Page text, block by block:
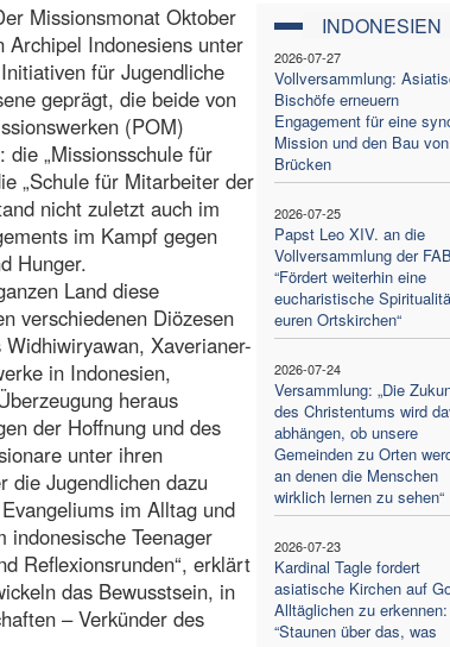
INDONESIEN
2026-07-27
Vollversammlung:
Bischöfe erneuern
Engagement für eine
Mission und den Bau von
Brücken
2026-07-25
Papst Leo XIV. an die
Vollversammlung der
“Fördert weiterhin eine
eucharistische
euren Ortskirchen“
2026-07-24
Versammlung: „Die
des Christentums wird
abhängen, ob unsere
Gemeinden zu Orten
an denen die Menschen
wirklich lernen zu sehen“
2026-07-23
Kardinal Tagle fordert
asiatische Kirchen auf
Alltäglichen zu erkennen:
“Staunen über das, was
Missionsmonat Oktober
Archipel Indonesiens unter
für Jugendliche
geprägt, die beide von
(POM)
die „Missionsschule für
„Schule für Mitarbeiter der
nicht zuletzt auch im
im Kampf gegen
Hunger.
Land diese
verschiedenen Diözesen
Xaverianer-
in Indonesien,
heraus
der Hoffnung und des
unter ihren
die Jugendlichen dazu
im Alltag und
Teenager
Reflexionsrunden“, erklärt
das Bewusstsein, in
– Verkünder des